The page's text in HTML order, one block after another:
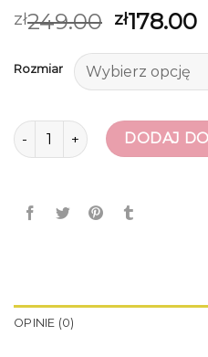
zł249.00 zł178.00
Rozmiar
ilość buty wiosenne damskie
DODAJ
OPINIE (0)